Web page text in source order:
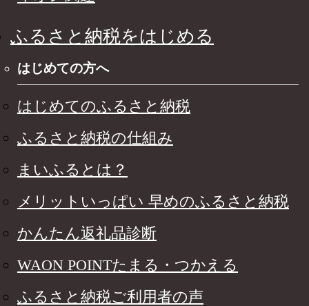
ふるさと納税をはじめる
はじめての方へ
はじめてのふるさと納税
ふるさと納税の仕組み
まいふるとは？
メリットいっぱい 早めのふるさと納税
かんたん返礼品診断
WAON POINTたまる・つかえる
ふるさと納税ご利用者の声